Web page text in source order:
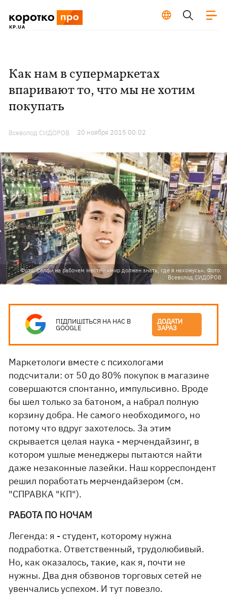
Как нам в супермаркетах
впаривают то, что мы не хотим
покупать
Всеволод СИДОРОВ 20 ноября 2015 00:02
Фото: Селфи на рабочем месте - «мир должен знать, где я нахожусь». Фото:
Всеволод СИДОРОВ
ПІДПИШІТЬСЯ НА НАС В
GOOGLE
ДОДАТИ
ЗАРАЗ
Маркетологи вместе с психологами
подсчитали: от 50 до 80% покупок в магазине
совершаются спонтанно, импульсивно. Вроде
бы шел только за батоном, а набрал полную
корзину добра. Не самого необходимого, но
потому что вдруг захотелось. За этим
скрывается целая наука - мерчендайзинг, в
котором ушлые менеджеры пытаются найти
даже незаконные лазейки. Наш корреспондент
решил поработать мерчендайзером (см.
"СПРАВКА "КП").
РАБОТА ПО НОЧАМ
Легенда: я - студент, которому нужна
подработка. Ответственный, трудолюбивый.
Но, как оказалось, такие, как я, почти не
нужны. Два дня обзвонов торговых сетей не
увенчались успехом. И тут повезло.